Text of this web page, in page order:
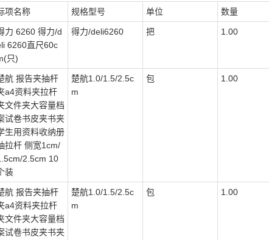
项名称 规格型号 单位 数量
力 6260 得力/d
6260直尺60c
只)
得力/deli6260 把 1.00
航 报告夹抽杆
a4资料夹拉杆
文件夹大容量档
试卷书皮夹书夹
生用资料收纳册
拉杆 侧宽1cm/
2.5cm 10
装
楚航1.0/1.5/2.5c
m
包 1.00
航 报告夹抽杆
a4资料夹拉杆
文件夹大容量档
试卷书皮夹书夹
楚航1.0/1.5/2.5c
m
包 1.00